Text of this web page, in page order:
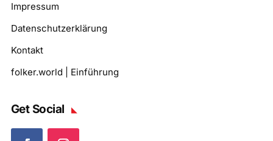
Impressum
Datenschutzerklärung
Kontakt
folker.world | Einführung
Get Social